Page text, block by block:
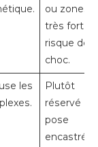
ou zones à
très fort
risque de
choc.
les
Plutôt
réservé à
pose
encastrée